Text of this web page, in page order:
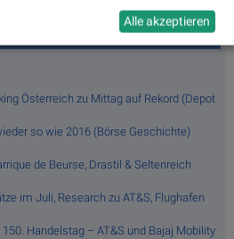
Österreich zu Mittag auf Rekord (Depot
so wie 2016 (Börse Geschichte)
de Beurse, Drastil & Seltenreich
im Juli, Research zu AT&S, Flughafen
Handelstag – AT&S und Bajaj Mobility
Alle akzeptieren